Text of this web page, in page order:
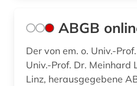
beamter (1)
beamtstg (1)
ABGB
Der von em. o. Univ.-
Univ.-Prof. Dr. Meinhard
Linz, herausgegebene